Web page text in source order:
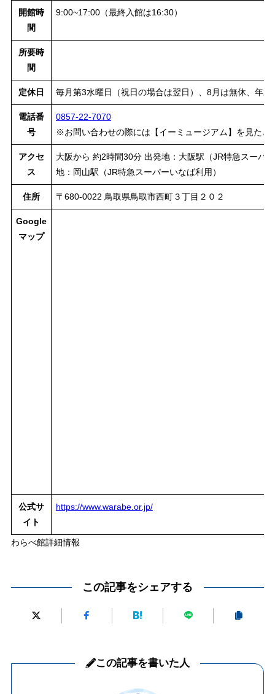
開館時
間
9:00~17:00（最終入館は16:30）
所要時
間
定休日 毎月第3水曜日（祝日の場合は翌日）、8月は無休、年
電話番
号
0857-22-7070
※お問い合わせの際には【イーミュージアム】を見たと
アクセ
ス
大阪から 約2時間30分 出発地：大阪駅（JR特急スーパ
地：岡山駅（JR特急スーパーいなば利用）
住所 〒680-0022 鳥取県鳥取市西町３丁目２０２
Google
マップ
公式サ
イト
https://www.warabe.or.jp/
わらべ館詳細情報
この記事をシェアする
この記事を書いた人